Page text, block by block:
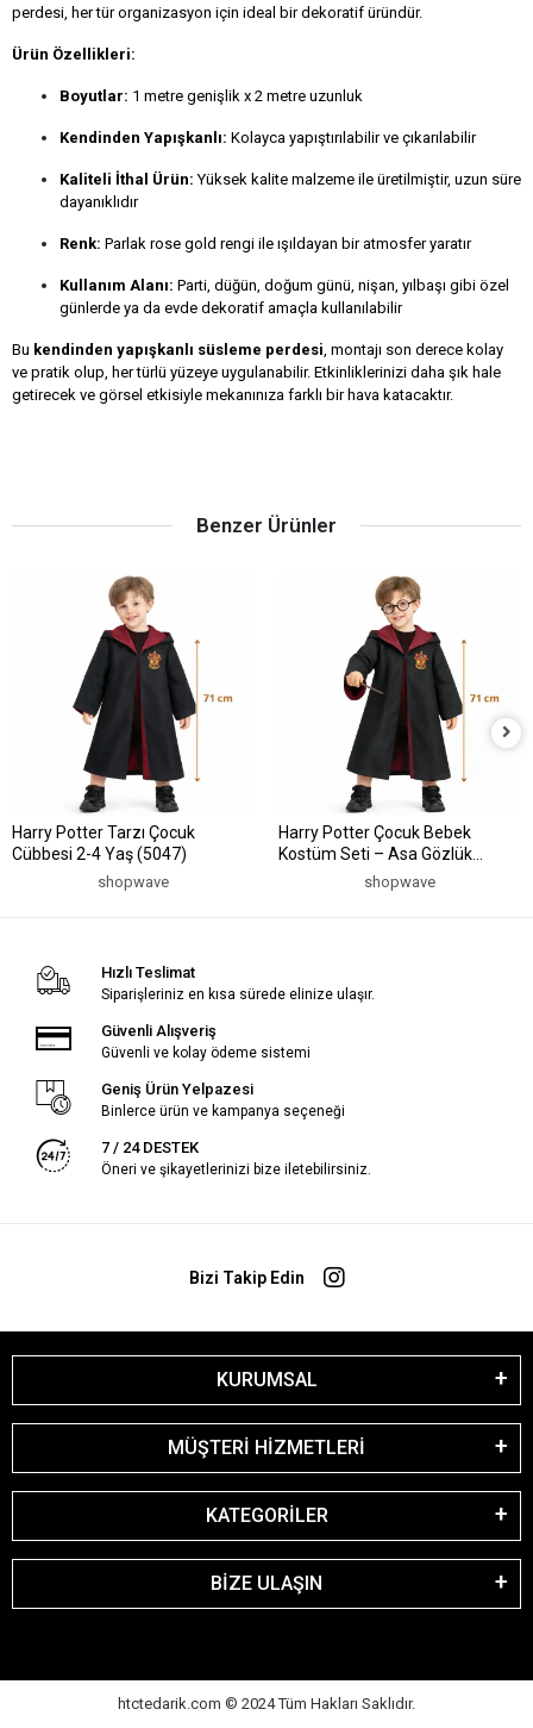
perdesi, her tür organizasyon için ideal bir dekoratif üründür.
Ürün Özellikleri:
Boyutlar: 1 metre genişlik x 2 metre uzunluk
Kendinden Yapışkanlı: Kolayca yapıştırılabilir ve çıkarılabilir
Kaliteli İthal Ürün: Yüksek kalite malzeme ile üretilmiştir, uzun süre
dayanıklıdır
Renk: Parlak rose gold rengi ile ışıldayan bir atmosfer yaratır
Kullanım Alanı: Parti, düğün, doğum günü, nişan, yılbaşı gibi özel
günlerde ya da evde dekoratif amaçla kullanılabilir
Bu kendinden yapışkanlı süsleme perdesi, montajı son derece kolay
ve pratik olup, her türlü yüzeye uygulanabilir. Etkinliklerinizi daha şık hale
getirecek ve görsel etkisiyle mekanınıza farklı bir hava katacaktır.
Benzer Ürünler
Harry Potter Tarzı Çocuk
Cübbesi 2-4 Yaş (5047)
shopwave
Harry Potter Çocuk Bebek
Kostüm Seti – Asa Gözlük
Pelerin 71 cm (2-4 Yaş) (5047)
shopwave
Hızlı Teslimat
Siparişleriniz en kısa sürede elinize ulaşır.
Güvenli Alışveriş
Güvenli ve kolay ödeme sistemi
Geniş Ürün Yelpazesi
Binlerce ürün ve kampanya seçeneği
7 / 24 DESTEK
Öneri ve şikayetlerinizi bize iletebilirsiniz.
Bizi Takip Edin
KURUMSAL
MÜŞTERİ HİZMETLERİ
KATEGORİLER
BİZE ULAŞIN
htctedarik.com © 2024 Tüm Hakları Saklıdır.